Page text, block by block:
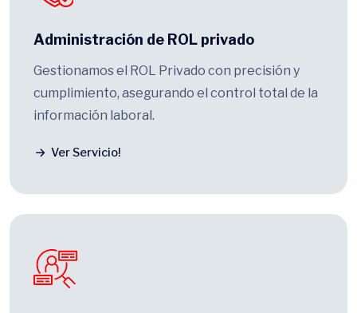
Administración de ROL privado
Gestionamos el ROL Privado con precisión y
cumplimiento, asegurando el control total de la
información laboral.
Ver Servicio!